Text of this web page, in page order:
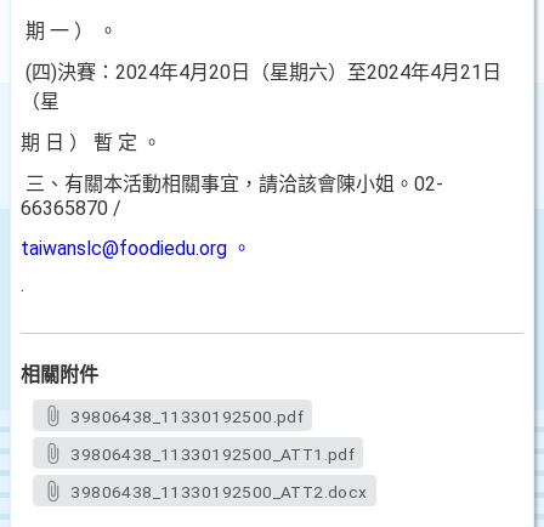
期 一 ） 。
(四)決賽：2024年4月20日（星期六）至2024年4月21日
（星
期 日 ） 暫 定 。
三、有關本活動相關事宜，請洽該會陳小姐。02-
66365870 /
taiwanslc@foodiedu.org 。
.
相關附件
39806438_11330192500.pdf
39806438_11330192500_ATT1.pdf
39806438_11330192500_ATT2.docx